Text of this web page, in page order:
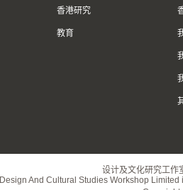
香港研究
教育
设计及文化研究工作
Design And Cultural Studies Workshop